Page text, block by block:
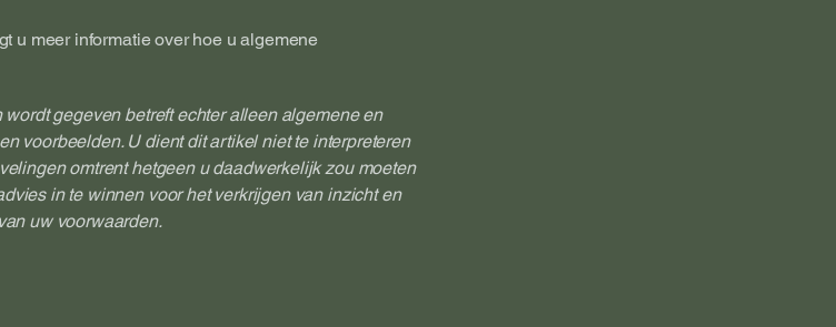
u meer informatie over hoe u algemene
gegeven betreft echter alleen algemene en
voorbeelden. U dient dit artikel niet te interpreteren
omtrent hetgeen u daadwerkelijk zou moeten
in te winnen voor het verkrijgen van inzicht en
uw voorwaarden.